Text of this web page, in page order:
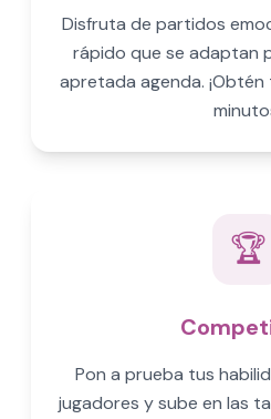
Disfruta de partidos
rápido que se adaptan
apretada agenda.
🏆
Pon a prueba tus
jugadores y sube en las